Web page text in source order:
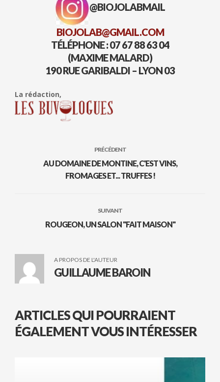
@BIOJOLABMAIL
BIOJOLAB@GMAIL.COM
TÉLÉPHONE : 07 67 88 63 04
(MAXIME MALARD)
190 RUE GARIBALDI – LYON 03
La rédaction,
PRÉCÉDENT
AU DOMAINE DE MONTINE, C'EST VINS,
FROMAGES ET... TRUFFES !
SUIVANT
ROUGEON, UN SALON "FAIT MAISON"
A PROPOS DE L'AUTEUR
GUILLAUME BAROIN
ARTICLES QUI POURRAIENT
ÉGALEMENT VOUS INTÉRESSER